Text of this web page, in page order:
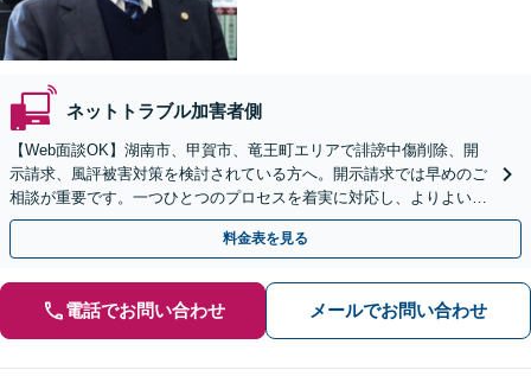
ネットトラブル加害者側
【Web面談OK】湖南市、甲賀市、竜王町エリアで誹謗中傷削除、開
示請求、風評被害対策を検討されている方へ。開示請求では早めのご
相談が重要です。一つひとつのプロセスを着実に対応し、よりよい解
決に向けて尽力いたします【甲西駅1分】
料金表を見る
電話でお問い合わせ メールでお問い合わせ